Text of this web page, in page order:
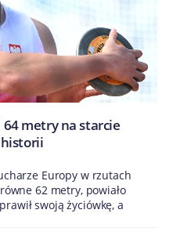
metry na starcie
historii
Europy w rzutach
62 metry, powiało
swoją życiówkę, a